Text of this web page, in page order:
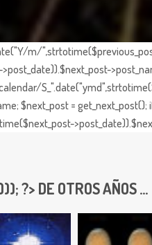
m/
$next_post =
?> DE OTROS AÑOS ...